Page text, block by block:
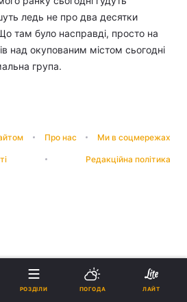
ледь не про два десятки
там було насправді, просто на
над окупованим містом сьогодні
група.
Про нас Ми в соцмережах
Редакційна політика
РОЗДІЛИ ПОГОДА ЛАЙТ